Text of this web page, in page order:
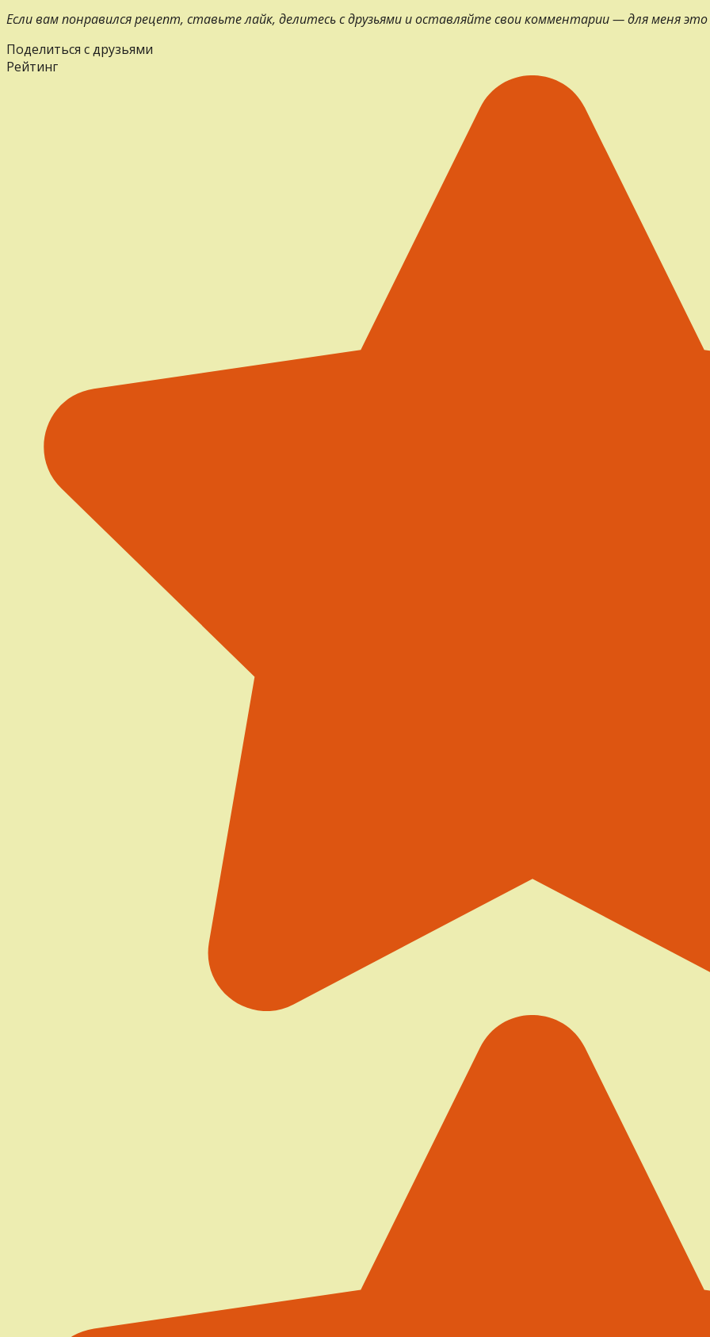
Если вам понравился рецепт, ставьте лайк, делитесь с друзьями и оставляйте свои комментарии — для меня
Поделиться с друзьями
Рейтинг